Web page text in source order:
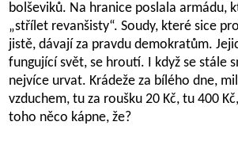
bolševiků. Na hranice poslala armádu,
„střílet revanšisty“. Soudy, které sice
jistě, dávají za pravdu demokratům.
fungující svět, se hroutí. I když se stále
nejvíce urvat. Krádeže za bílého dne,
vzduchem, tu za roušku 20 Kč, tu 400
toho něco kápne, že?